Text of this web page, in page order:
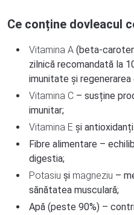
Ce conține dovleacul
Vitamina A (beta-
zilnică recomandată la
imunitate și regenerarea
Vitamina C – susține
imunitar;
Vitamina E și
Fibre alimentare –
digestia;
Potasiu și magneziu –
sănătatea musculară;
Apă (peste 90%) –